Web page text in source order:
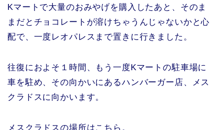
Kマートで大量のおみやげを購入したあと、そのま
まだとチョコレートが溶けちゃうんじゃないかと心
配で、一度レオパレスまで置きに行きました。
往復におよそ１時間、もう一度Kマートの駐車場に
車を駐め、その向かいにあるハンバーガー店、メス
クラドスに向かいます。
メスクラドスの場所はこちら。